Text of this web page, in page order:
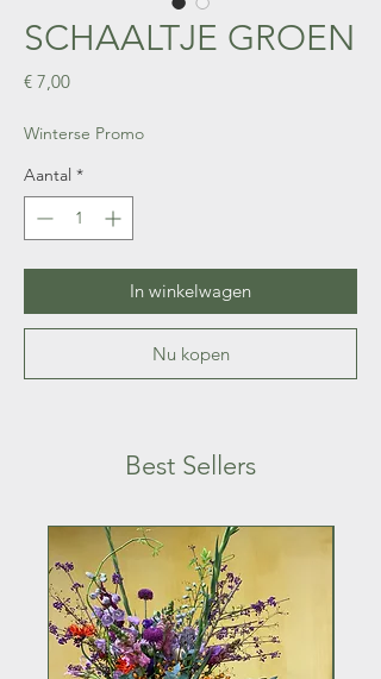
SCHAALTJE GROEN
€ 7,00Prijs
Winterse Promo
Aantal *
In winkelwagen
Nu kopen
Best Sellers